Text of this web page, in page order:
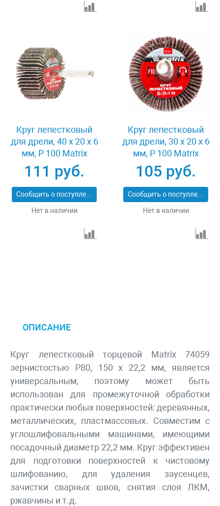
Круг лепестковый
для дрели, 40 х 20 х 6
мм, P 100 Matrix
74168
111 руб.
Сообщить о поступлении
Нет в наличии
Круг лепестковый
для дрели, 30 х 20 х 6
мм, P 100 Matrix
74161
105 руб.
Сообщить о поступлении
Нет в наличии
ОПИСАНИЕ
Круг лепестковый торцевой Matrix 74059
зернистостью Р80, 150 х 22,2 мм, является
универсальным, поэтому может быть
использован для промежуточной обработки
практически любых поверхностей: деревянных,
металлических, пластмассовых. Совместим с
углошлифовальными машинами, имеющими
посадочный диаметр 22,2 мм. Круг эффективен
для подготовки поверхностей к чистовому
шлифованию, для удаления заусенцев,
зачистки сварных швов, снятия слоя ЛКМ,
ржавчины и т.д.